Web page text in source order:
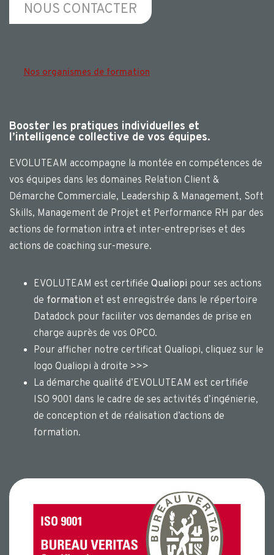
NOUS CONTACTER
Nos organismes de formation
Booster les pratiques individuelles et
l’intelligence collective de vos équipes.
EVOLUTEAM accompagne la montée en compétences de
vos équipes dans les domaines Relation Client &
Démarche Commerciale, Leadership & Management, Soft
Skills, Management de Projet et Performance RH par des
actions de formation intra et inter-entreprises et des
actions de coaching sur-mesure.
EVOLUTEAM est certifiée Qualiopi pour ses actions
de formation et est enregistrée dans le répertoire
Datadock pour faciliter vos demandes de prise en
charge auprès de vos OPCO.
Pour afficher notre certificat Qualiopi, cliquez sur le
logo Qualiopi à droite >>>
La démarche qualité d’EVOLUTEAM est certifiée
ISO 9001 dans le cadre de ses activités d’ingénierie,
de conception et de réalisation d’actions de
formation.